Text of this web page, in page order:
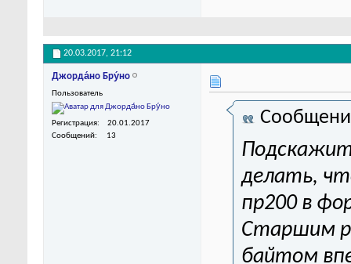
20.03.2017, 21:12
Джорда́но Бру́но
Пользователь
Регистрация
20.01.2017
Сообщений
13
делать,
пр200 в
Старшим
байтом